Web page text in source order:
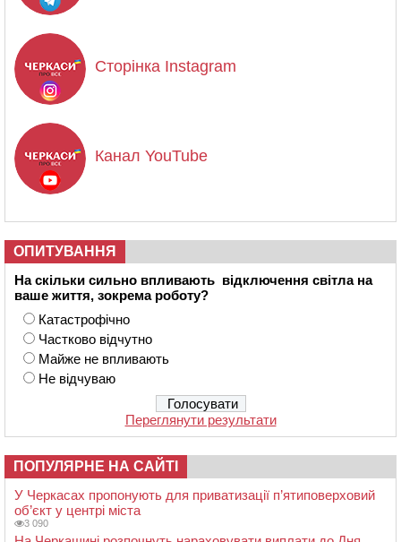
Сторінка Instagram
Канал YouTube
ОПИТУВАННЯ
На скільки сильно впливають відключення світла на
ваше життя, зокрема роботу?
Катастрофічно
Частково відчутно
Майже не впливають
Не відчуваю
Переглянути результати
ПОПУЛЯРНЕ НА САЙТІ
У Черкасах пропонують для приватизації п’ятиповерховий
об’єкт у центрі міста
3 090